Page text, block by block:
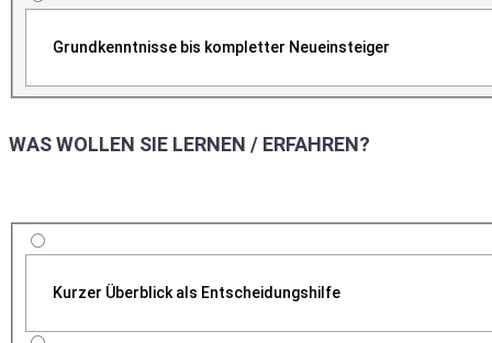
Grundkenntnisse bis kompletter Neueinsteiger
WAS WOLLEN SIE LERNEN / ERFAHREN?
Kurzer Überblick als Entscheidungshilfe